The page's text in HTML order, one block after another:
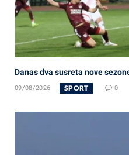
Danas dva susreta nove
09/08/2026 SPORT 0